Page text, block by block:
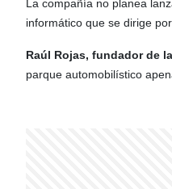
La compañía no planea
informático que se dirige
Raúl Rojas, fundador de
parque automobilístico